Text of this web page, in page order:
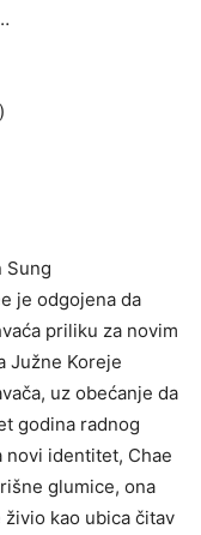
Sung
je odgojena da
priliku za novim
Južne Koreje
uz obećanje da
godina radnog
novi identitet, Chae
glumice, ona
kao ubica čitav